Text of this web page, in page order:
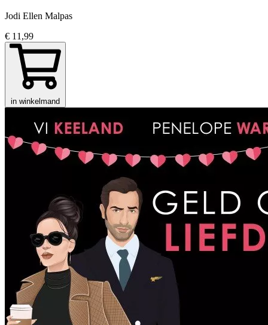
Jodi Ellen Malpas
€ 11,99
in winkelmand